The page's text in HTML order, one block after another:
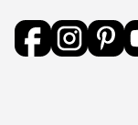
die Behandlung
werden, um das